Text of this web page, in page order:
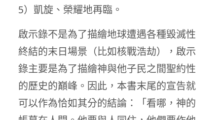
5）凱旋、榮耀地再臨。
啟示錄不是為了描繪地球遭遇各種毀滅性
終結的末日場景（比如核戰浩劫），啟示
錄主要是為了描繪神與他子民之間聖約性
的歷史的巔峰。因此，本書末尾的宣告就
可以作為恰如其分的結論：「看哪，神的